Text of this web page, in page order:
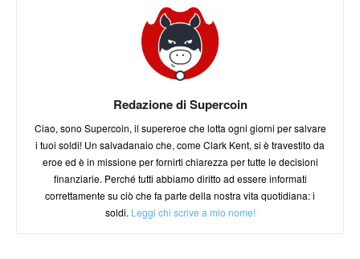
Redazione di Supercoin
Ciao, sono Supercoin, il supereroe che lotta ogni giorni per salvare
i tuoi soldi! Un salvadanaio che, come Clark Kent, si è travestito da
eroe ed è in missione per fornirti chiarezza per tutte le decisioni
finanziarie. Perché tutti abbiamo diritto ad essere informati
correttamente su ciò che fa parte della nostra vita quotidiana: i
soldi. Leggi chi scrive a mio nome!